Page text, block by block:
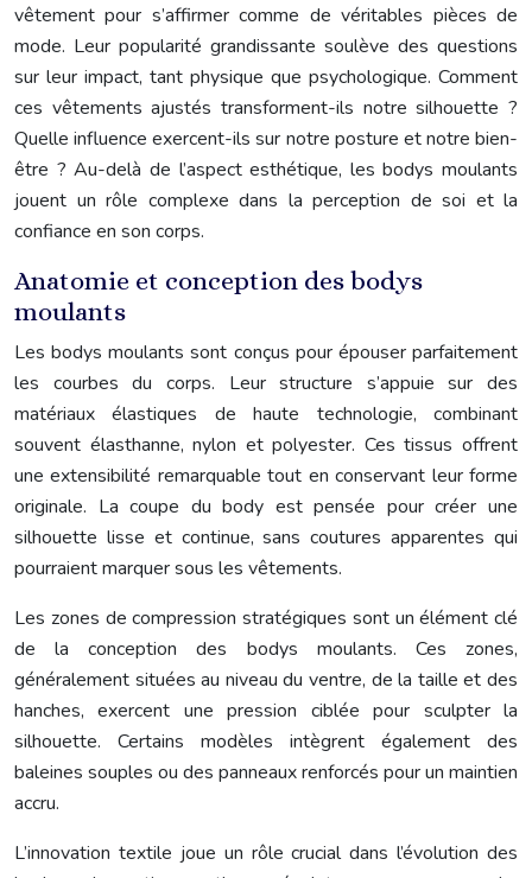
vêtement pour s’affirmer comme de véritables pièces de
mode. Leur popularité grandissante soulève des questions
sur leur impact, tant physique que psychologique. Comment
ces vêtements ajustés transforment-ils notre silhouette ?
Quelle influence exercent-ils sur notre posture et notre bien-
être ? Au-delà de l’aspect esthétique, les bodys moulants
jouent un rôle complexe dans la perception de soi et la
confiance en son corps.
Anatomie et conception des bodys
moulants
Les bodys moulants sont conçus pour épouser parfaitement
les courbes du corps. Leur structure s’appuie sur des
matériaux élastiques de haute technologie, combinant
souvent élasthanne, nylon et polyester. Ces tissus offrent
une extensibilité remarquable tout en conservant leur forme
originale. La coupe du body est pensée pour créer une
silhouette lisse et continue, sans coutures apparentes qui
pourraient marquer sous les vêtements.
Les zones de compression stratégiques sont un élément clé
de la conception des bodys moulants. Ces zones,
généralement situées au niveau du ventre, de la taille et des
hanches, exercent une pression ciblée pour sculpter la
silhouette. Certains modèles intègrent également des
baleines souples ou des panneaux renforcés pour un maintien
accru.
L’innovation textile joue un rôle crucial dans l’évolution des